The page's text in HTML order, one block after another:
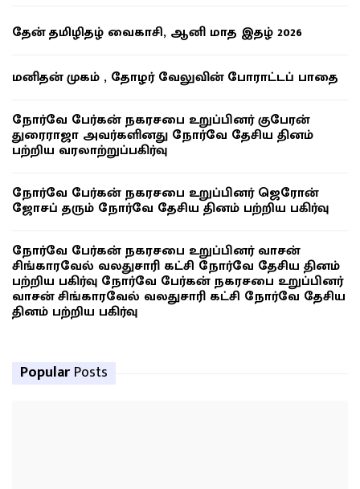
தேன் தமிழிதழ் வைகாசி, ஆனி மாத இதழ் 2026
மனிதன் முகம் , தோழர் வேலுவின் போராட்டப் பாதை
நோர்வே பேர்கன் நகரசபை உறுப்பினர் குபேரன்
துரைராஜா அவர்களினது நோர்வே தேசிய தினம்
பற்றிய வரலாற்றுப்பகிர்வு
நோர்வே பேர்கன் நகரசபை உறுப்பினர் ஜெரோன்
ஜோசப் தரும் நோர்வே தேசிய தினம் பற்றிய பகிர்வு
நோர்வே பேர்கன் நகரசபை உறுப்பினர் வாசன்
சிங்காரவேல் வலதுசாரி கட்சி நோர்வே தேசிய தினம்
பற்றிய பகிர்வு நோர்வே பேர்கன் நகரசபை உறுப்பினர்
வாசன் சிங்காரவேல் வலதுசாரி கட்சி நோர்வே தேசிய
தினம் பற்றிய பகிர்வு
Popular Posts